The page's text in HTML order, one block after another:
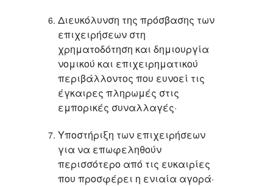
Διευκόλυνση της πρόσβασης των
επιχειρήσεων στη
χρηματοδότηση και δημιουργία
νομικού και επιχειρηματικού
περιβάλλοντος που ευνοεί τις
έγκαιρες πληρωμές στις
εμπορικές συναλλαγές·
Υποστήριξη των επιχειρήσεων
για να επωφεληθούν
περισσότερο από τις ευκαιρίες
που προσφέρει η ενιαία αγορά·